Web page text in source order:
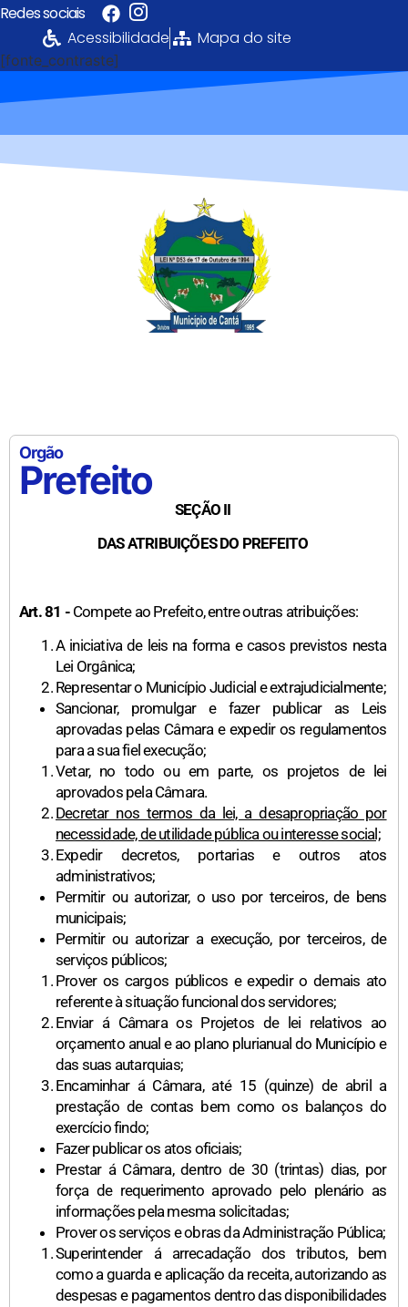
Redes sociais
Acessibilidade
Mapa do site
[fonte_contraste]
Orgão
Prefeito
SEÇÃO II
DAS ATRIBUIÇÕES DO PREFEITO
Art. 81 -Compete ao Prefeito, entre outras atribuições:
A iniciativa de leis na forma e casos previstos nesta
Lei Orgânica;
Representar o Município Judicial e extrajudicialmente;
Sancionar, promulgar e fazer publicar as Leis
aprovadas pelas Câmara e expedir os regulamentos
para a sua fiel execução;
Vetar, no todo ou em parte, os projetos de lei
aprovados pela Câmara.
Decretar nos termos da lei, a desapropriação por
necessidade, de utilidade pública ou interesse social;
Expedir decretos, portarias e outros atos
administrativos;
Permitir ou autorizar, o uso por terceiros, de bens
municipais;
Permitir ou autorizar a execução, por terceiros, de
serviços públicos;
Prover os cargos públicos e expedir o demais ato
referente à situação funcional dos servidores;
Enviar á Câmara os Projetos de lei relativos ao
orçamento anual e ao plano plurianual do Município e
das suas autarquias;
Encaminhar á Câmara, até 15 (quinze) de abril a
prestação de contas bem como os balanços do
exercício findo;
Fazer publicar os atos oficiais;
Prestar á Câmara, dentro de 30 (trintas) dias, por
força de requerimento aprovado pelo plenário as
informações pela mesma solicitadas;
Prover os serviços e obras da Administração Pública;
Superintender á arrecadação dos tributos, bem
como a guarda e aplicação da receita, autorizando as
despesas e pagamentos dentro das disponibilidades